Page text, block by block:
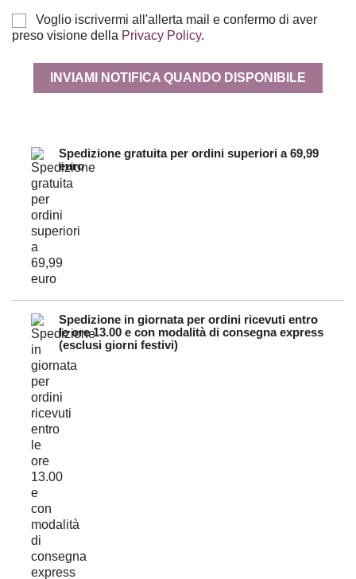
Voglio iscrivermi all'allerta mail e confermo di aver
preso visione della Privacy Policy.
INVIAMI NOTIFICA QUANDO DISPONIBILE
Spedizione gratuita per ordini superiori a 69,99
euro
Spedizione in giornata per ordini ricevuti entro
le ore 13.00 e con modalità di consegna express
(esclusi giorni festivi)